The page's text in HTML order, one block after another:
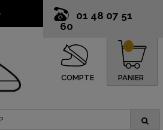
01 48 07 51
60
COMPTE PANIER
0